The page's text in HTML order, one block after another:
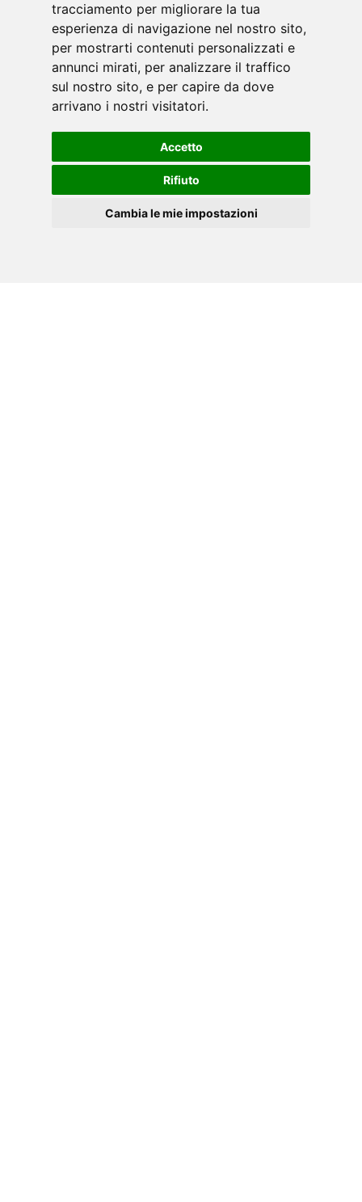
tracciamento per migliorare la tua
esperienza di navigazione nel nostro sito,
per mostrarti contenuti personalizzati e
annunci mirati, per analizzare il traffico
sul nostro sito, e per capire da dove
arrivano i nostri visitatori.
Accetto
Rifiuto
Cambia le mie impostazioni
SRX-70 S
TECHNISCH GEGEVENSBLAD